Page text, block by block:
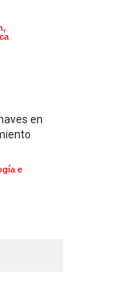
,
en
e